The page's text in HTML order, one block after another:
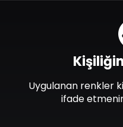
Uygulanan renkler
ifade